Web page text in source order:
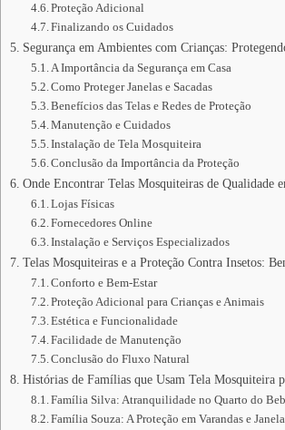
Proteção Adicional
Finalizando os Cuidados
Segurança em Ambientes com Crianças:
A Importância da Segurança em Casa
Como Proteger Janelas e Sacadas
Benefícios das Telas e Redes de Proteção
Manutenção e Cuidados
Instalação de Tela Mosquiteira
Conclusão da Importância da Proteção
Onde Encontrar Telas Mosquiteiras de Qualidade
Lojas Físicas
Fornecedores Online
Instalação e Serviços Especializados
Telas Mosquiteiras e a Proteção Contra Insetos:
Conforto e Bem-Estar
Proteção Adicional para Crianças e Animais
Estética e Funcionalidade
Facilidade de Manutenção
Conclusão do Fluxo Natural
Histórias de Famílias que Usam Tela Mosquiteira
Família Silva: Atranquilidade no Quarto do
Família Souza: A Proteção em Varandas e